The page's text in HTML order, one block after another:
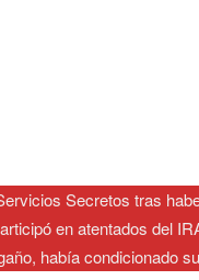
Secretos tras
en atentados del
había condicionado